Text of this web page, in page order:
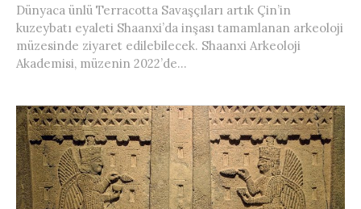
Dünyaca ünlü Terracotta Savaşçıları artık Çin’in
kuzeybatı eyaleti Shaanxi’da inşası tamamlanan arkeoloji
müzesinde ziyaret edilebilecek. Shaanxi Arkeoloji
Akademisi, müzenin 2022’de...